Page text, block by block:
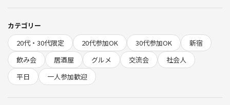
安心して参加してください！
アラサーの皆さん、こんにちは😃
同年代の仲間たちと気楽に楽しい飲み会を開催します！✨
歳の差を気にした会にしたくないので敬語だとしても砕けた感じやタメ
語もなるべく気にしない会にしたいです！
カテゴリー
20代・30代限定
20代参加OK 30代参加OK
新宿
飲み会
居酒屋 グルメ 交流会
社会人
平日
一人参加歓迎